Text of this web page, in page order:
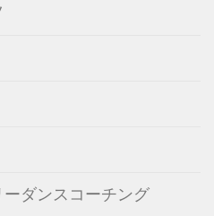
ーダンスコーチング